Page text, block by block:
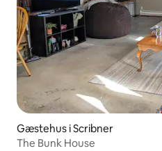
Gæstehus i Scribner
The Bunk House